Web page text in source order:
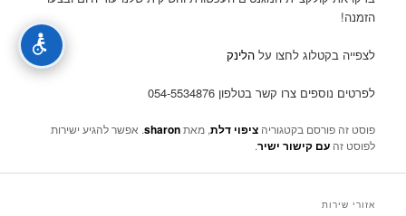
הזמנה!
לצפייה בקטלוג לחצו עלהלינק
לפרטים נוספים צרו קשר בטלפון 054-5534876
פוסט זה פורסם בקטגוריהציפוי דלת, מאתsharon. אפשר להגיע ישירות
לפוסט זהעם קישור ישיר.
אזורי שירות